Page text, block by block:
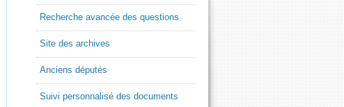
Recherche avancée des questions
Site des archives
Anciens députés
Suivi personnalisé des documents